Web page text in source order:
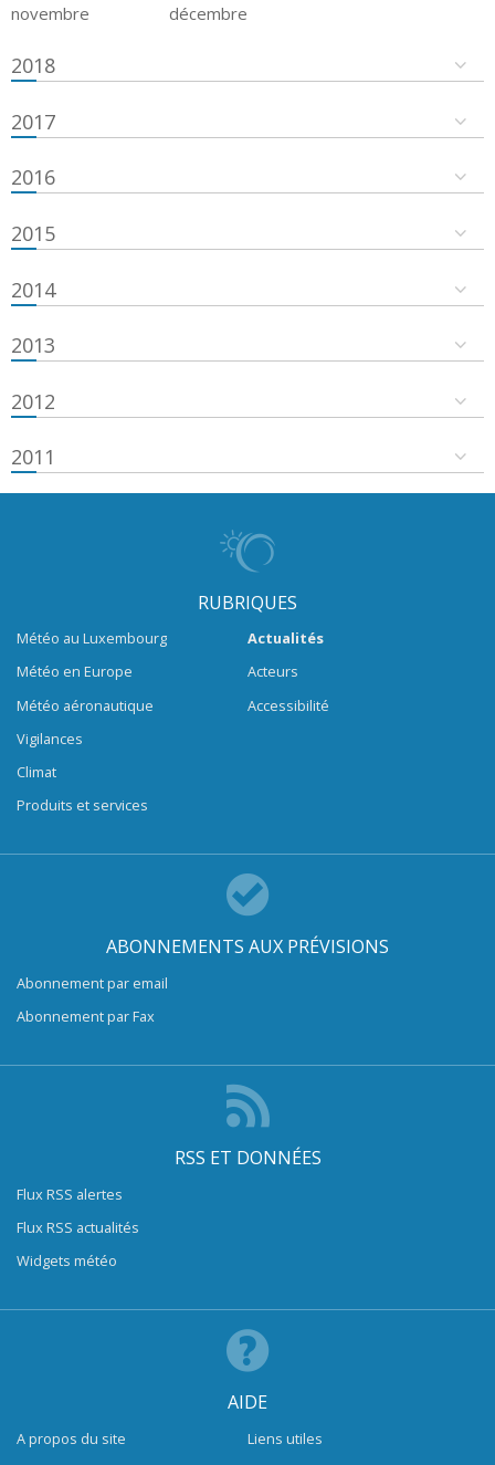
novembre
décembre
2018
2017
2016
2015
2014
2013
2012
2011
RUBRIQUES
Météo au Luxembourg
Météo en Europe
Météo aéronautique
Vigilances
Climat
Produits et services
Actualités
Acteurs
Accessibilité
ABONNEMENTS AUX PRÉVISIONS
Abonnement par email
Abonnement par Fax
RSS ET DONNÉES
Flux RSS alertes
Flux RSS actualités
Widgets météo
AIDE
A propos du site
Liens utiles